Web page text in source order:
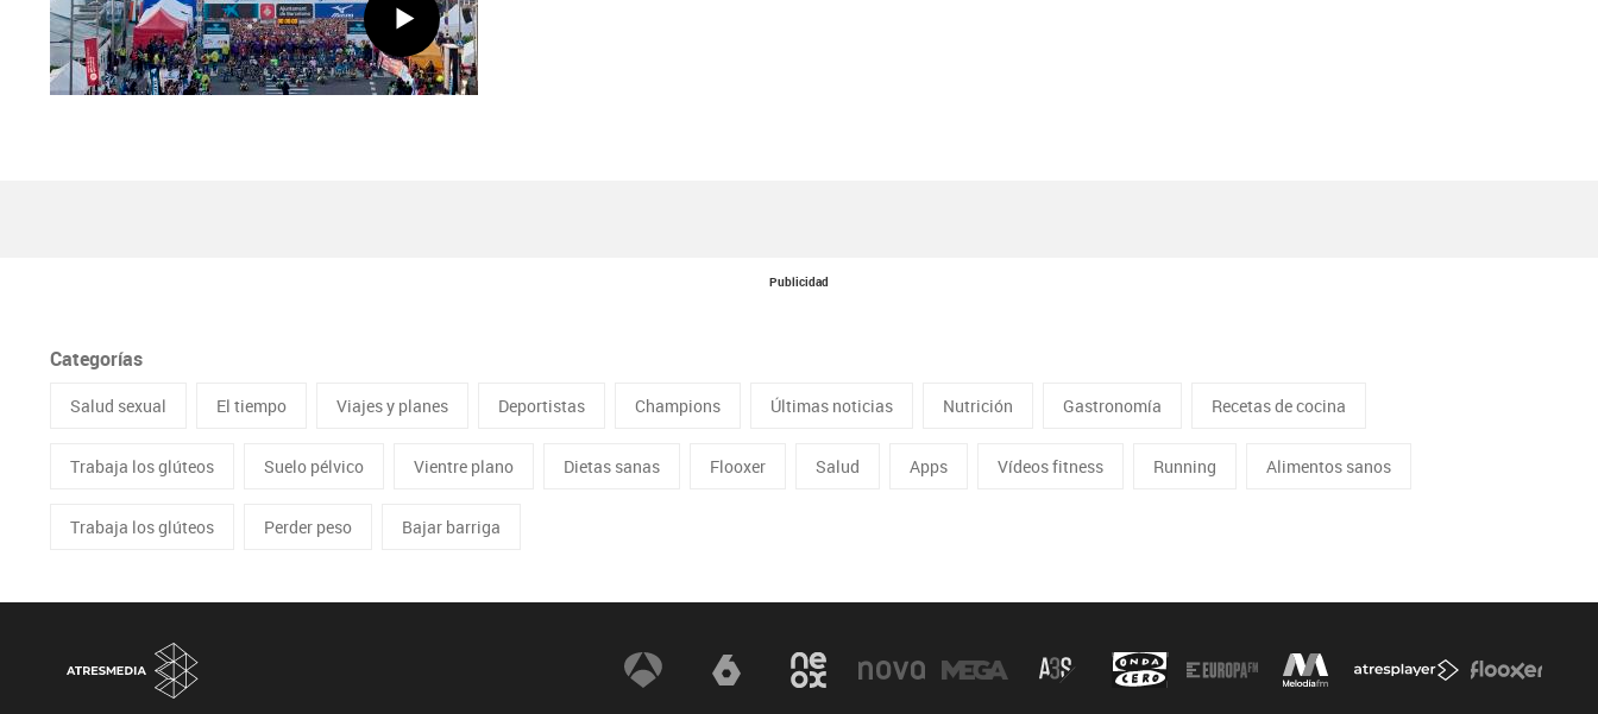
Publicidad
Categorías
Salud sexual El tiempo Viajes y planes Deportistas Champions Últimas noticias Nutrición Gastronomía Recetas de cocina
Trabaja los glúteos Suelo pélvico Vientre plano Dietas sanas Flooxer Salud Apps Vídeos fitness Running Alimentos sanos
Trabaja los glúteos Perder peso Bajar barriga